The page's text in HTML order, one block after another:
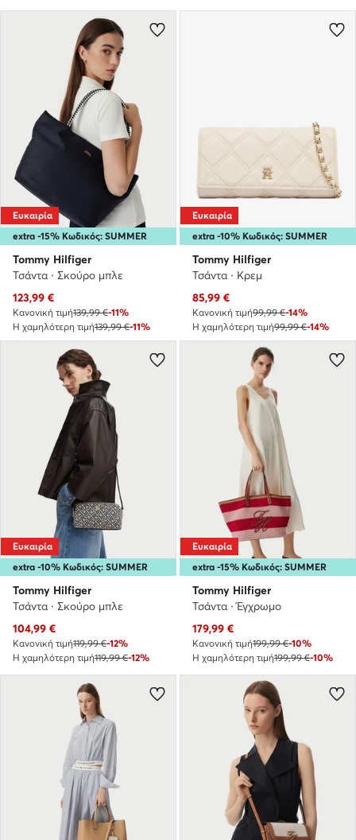
extra -15% Κωδικός: SUMMER
Ευκαιρία
Tommy Hilfiger
Τσάντα · Σκούρο μπλε
Τρέχουσα τιμή
123,99 €
Κανονική τιμή139,99 €-11%
Η χαμηλότερη τιμή139,99 €-11%
extra -10% Κωδικός: SUMMER
Ευκαιρία
Tommy Hilfiger
Τσάντα · Κρεμ
Τρέχουσα τιμή
85,99 €
Κανονική τιμή99,99 €-14%
Η χαμηλότερη τιμή99,99 €-14%
extra -10% Κωδικός: SUMMER
Ευκαιρία
Tommy Hilfiger
Τσάντα · Σκούρο μπλε
Τρέχουσα τιμή
104,99 €
Κανονική τιμή119,99 €-12%
Η χαμηλότερη τιμή119,99 €-12%
extra -15% Κωδικός: SUMMER
Ευκαιρία
Tommy Hilfiger
Τσάντα · Έγχρωμο
Τρέχουσα τιμή
179,99 €
Κανονική τιμή199,99 €-10%
Η χαμηλότερη τιμή199,99 €-10%